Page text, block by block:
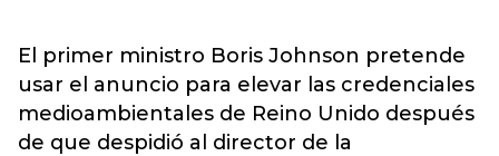
El primer ministro Boris Johnson pretende
usar el anuncio para elevar las credenciales
medioambientales de Reino Unido después
de que despidió al director de la